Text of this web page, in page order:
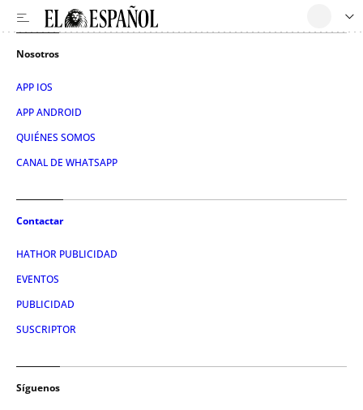
Nosotros
APP IOS
APP ANDROID
QUIÉNES SOMOS
CANAL DE WHATSAPP
Contactar
HATHOR PUBLICIDAD
EVENTOS
PUBLICIDAD
SUSCRIPTOR
Síguenos